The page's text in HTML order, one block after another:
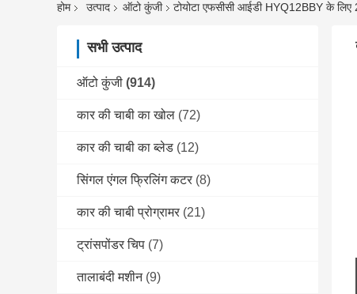
होम उत्पाद ऑटो कुंजी टोयोटा एफसीसी आईडी HYQ12BBY के
सभी उत्पाद
ऑटो कुंजी (914)
कार की चाबी का खोल (72)
कार की चाबी का ब्लेड (12)
सिंगल एंगल फ्रिलिंग कटर (8)
कार की चाबी प्रोग्रामर (21)
ट्रांसपोंडर चिप (7)
तालाबंदी मशीन (9)